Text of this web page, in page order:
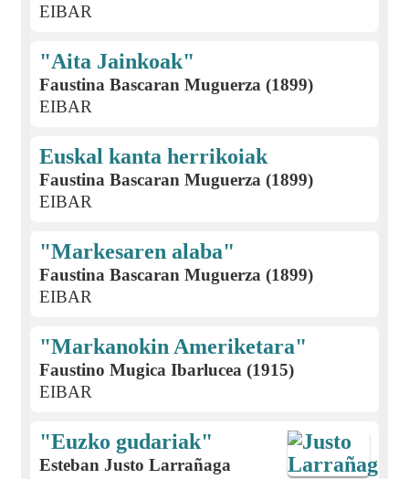
EIBAR
"Aita Jainkoak"
Faustina Bascaran Muguerza (1899)
EIBAR
Euskal kanta herrikoiak
Faustina Bascaran Muguerza (1899)
EIBAR
"Markesaren alaba"
Faustina Bascaran Muguerza (1899)
EIBAR
"Markanokin Ameriketara"
Faustino Mugica Ibarlucea (1915)
EIBAR
"Euzko gudariak"
Esteban Justo Larrañaga